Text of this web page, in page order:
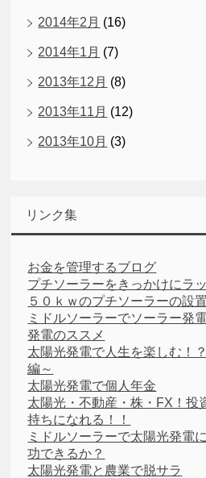
2014年2月 (16)
2014年1月 (7)
2013年12月 (8)
2013年11月 (12)
2013年10月 (3)
リンク集
お金を管理するブログ
プチソーラーをきっかけにラ
５０ｋｗのプチソーラーの設
ミドルソーラーでソーラー発
発電のススメ
太陽光発電で人生を楽しむ！
編～
太陽光発電で個人年金
太陽光・不動産・株・FX！投
持ちになれる！！
ミドルソーラーで太陽光発電
功できるか？
太陽光発電と農業で脱サラ